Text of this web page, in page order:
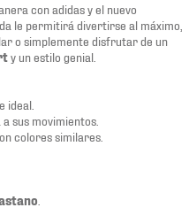
con adidas y el nuevo
le permitirá divertirse al máximo,
o simplemente disfrutar de un
y un estilo genial.
ideal.
sus movimientos.
colores similares.